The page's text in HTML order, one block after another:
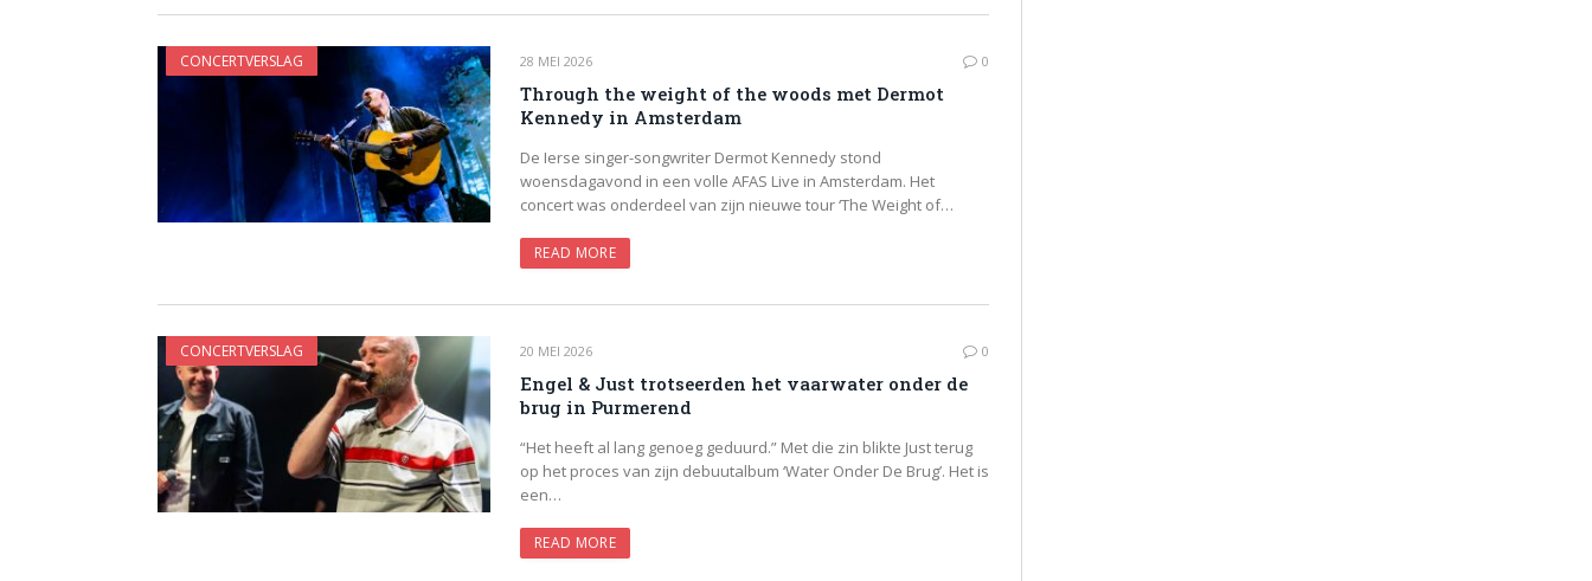
CONCERTVERSLAG 28 MEI 2026 0
Through the weight of the woods met Dermot
Kennedy in Amsterdam
De Ierse singer-songwriter Dermot Kennedy stond
woensdagavond in een volle AFAS Live in Amsterdam. Het
concert was onderdeel van zijn nieuwe tour ‘The Weight of…
READ MORE
CONCERTVERSLAG 20 MEI 2026 0
Engel & Just trotseerden het vaarwater onder de
brug in Purmerend
“Het heeft al lang genoeg geduurd.” Met die zin blikte Just terug
op het proces van zijn debuutalbum ‘Water Onder De Brug’. Het is
een…
READ MORE